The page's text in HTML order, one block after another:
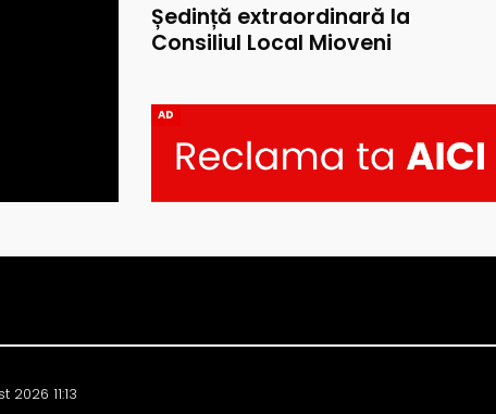
Ședință extraordinară la
Consiliul Local Mioveni
AD
2026 11:13